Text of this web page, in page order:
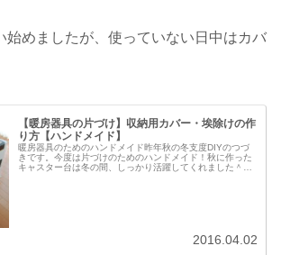
始めましたが、使っていない日中はカバ
【暖房器具の片づけ】収納用カバー・埃除けの作
り方【ハンドメイド】
暖房器具のためのハンドメイド昨年秋の冬支度DIYのつづ
きです。今度は片づけのためのハンドメイド！秋に作った
キャスター台は冬の間、しっかり活躍してくれました＾０
2016.04.02